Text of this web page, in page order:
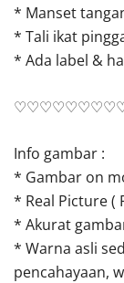
* Manset
* Tali ikat
* Ada label &
Info gambar :
* Gambar on
* Real Picture (
* Akurat
* Warna asli
pencahayaan,